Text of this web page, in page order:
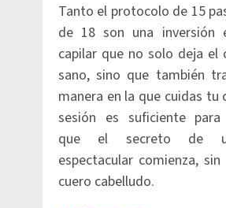
Tanto el protocolo de 15
de 18 son una inversión
capilar que no solo deja el
sano, sino que también
manera en la que cuidas tu
sesión es suficiente para
que el secreto de
espectacular comienza,
cuero cabelludo.